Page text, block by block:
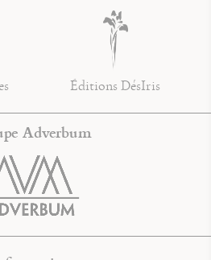
Éditions DésIris
Adverbum